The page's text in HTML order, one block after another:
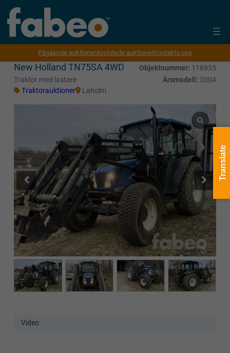
Pågående auktionerAvslutade auktionerKontakta oss
New Holland TN75SA 4WD Objektnummer: 118955
Traktor med lastare
Årsmodell: 2004
Traktorauktioner
Laholm
Video
Translate